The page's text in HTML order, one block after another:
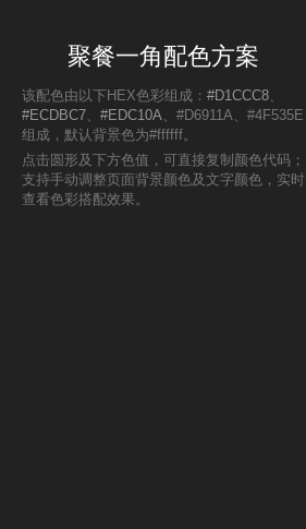
聚餐一角配色方案
该配色由以下HEX色彩组成： #D1CCC8、
#ECDBC7、 #EDC10A、#D6911A、#4F535E
组成，默认背景色为#ffffff。
点击圆形及下方色值，可直接复制颜色代码；
支持手动调整页面背景颜色及文字颜色，实时
查看色彩搭配效果。